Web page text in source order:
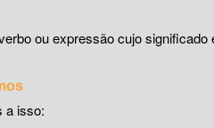
ou expressão cujo
a isso: